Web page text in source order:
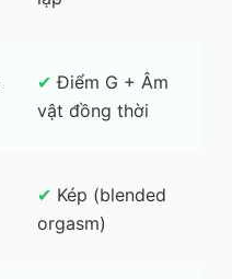
✔ Điểm G + Âm
vật đồng thời
✔ Kép (blended
orgasm)